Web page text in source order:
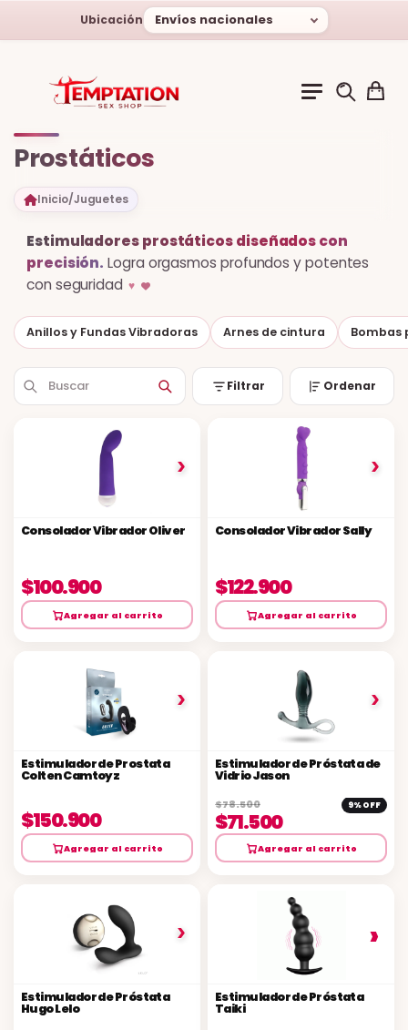
Ubicación Envíos nacionales
Prostáticos
Inicio/Juguetes
Estimuladores prostáticos diseñados con
precisión. Logra orgasmos profundos y potentes
con seguridad ♥
Anillos y Fundas Vibradoras Arnes de cintura Bombas
Filtrar Ordenar
›
Consolador Vibrador Oliver
$100.900
Agregar al carrito
›
Consolador Vibrador Sally
$122.900
Agregar al carrito
›
Estimulador de Prostata
Colten Camtoyz
$150.900
Agregar al carrito
›
Estimulador de Próstata de
Vidrio Jason
$78.500 9% OFF
$71.500
Agregar al carrito
›
Estimulador de Próstata
Hugo Lelo
›
Estimulador de Próstata
Taiki